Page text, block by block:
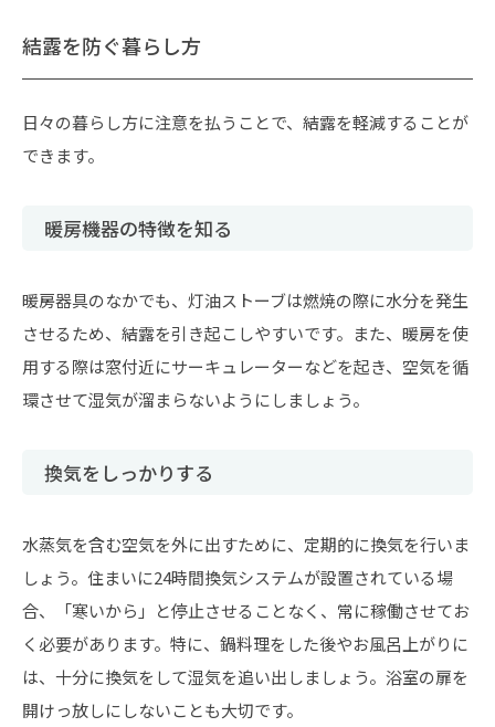
結露を防ぐ暮らし方
日々の暮らし方に注意を払うことで、結露を軽減することが
できます。
暖房機器の特徴を知る
暖房器具のなかでも、灯油ストーブは燃焼の際に水分を発生
させるため、結露を引き起こしやすいです。また、暖房を使
用する際は窓付近にサーキュレーターなどを起き、空気を循
環させて湿気が溜まらないようにしましょう。
換気をしっかりする
水蒸気を含む空気を外に出すために、定期的に換気を行いま
しょう。住まいに24時間換気システムが設置されている場
合、「寒いから」と停止させることなく、常に稼働させてお
く必要があります。特に、鍋料理をした後やお風呂上がりに
は、十分に換気をして湿気を追い出しましょう。浴室の扉を
開けっ放しにしないことも大切です。